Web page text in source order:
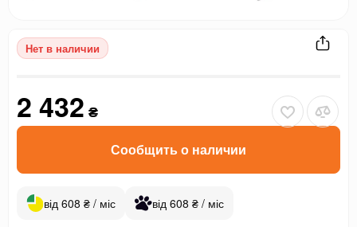
Нет в наличии
2 432 ₴
Сообщить о наличии
від 608 ₴ / міс від 608 ₴ / міс